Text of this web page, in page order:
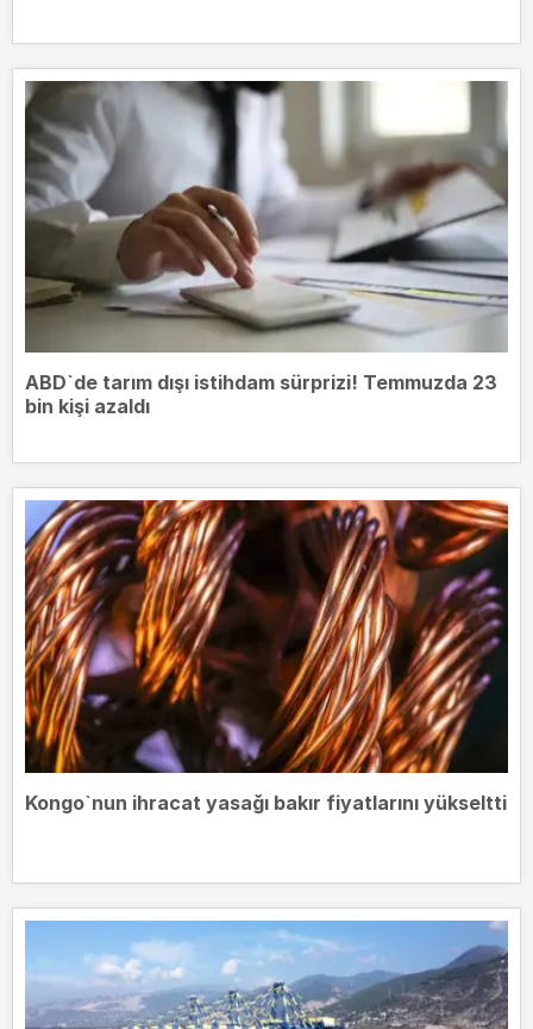
ABD`de tarım dışı istihdam sürprizi! Temmuzda 23
bin kişi azaldı
Kongo`nun ihracat yasağı bakır fiyatlarını yükseltti